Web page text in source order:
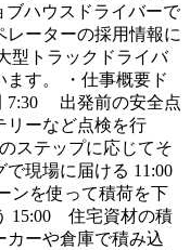
ハウスドライバーで
ーターの採用情報に
型トラックドライバ
す。 ・仕事概要ド
7:30 出発前の安全点
リーなど点検を行
ステップに応じてそ
現場に届ける 11:00
ンを使って積荷を下
15:00 住宅資材の積
カーや倉庫で積み込